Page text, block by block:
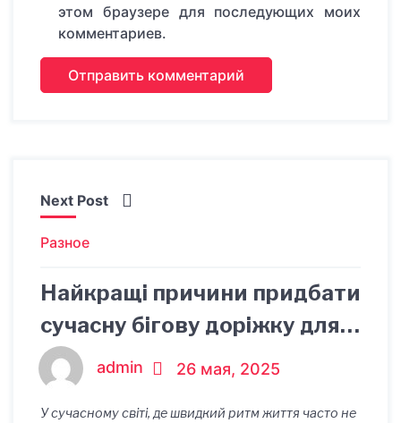
этом браузере для последующих моих
комментариев.
Next Post
Разное
Найкращі причини придбати
сучасну бігову доріжку для
квартири
admin 26 мая, 2025
У сучасному світі, де швидкий ритм життя часто не